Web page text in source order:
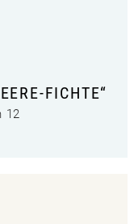
FICHTE“
12